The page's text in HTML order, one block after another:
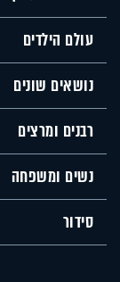
עולם הילדים
נושאים שונים
רבנים ומרצים
נשים ומשפחה
סידור